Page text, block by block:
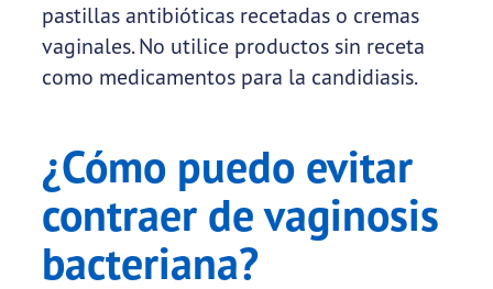
pastillas antibióticas recetadas o cremas
vaginales. No utilice productos sin receta
como medicamentos para la candidiasis.
¿Cómo puedo evitar
contraer de vaginosis
bacteriana?